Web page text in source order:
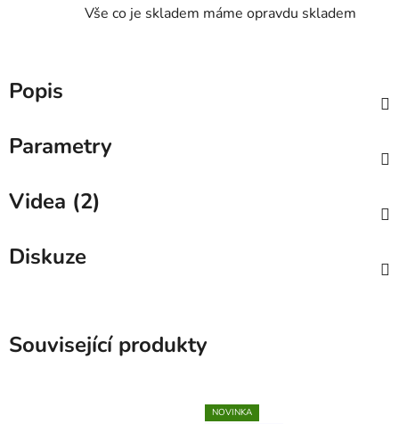
Vše co je skladem máme opravdu skladem
Popis
Parametry
Videa (2)
Diskuze
Související produkty
NOVINKA